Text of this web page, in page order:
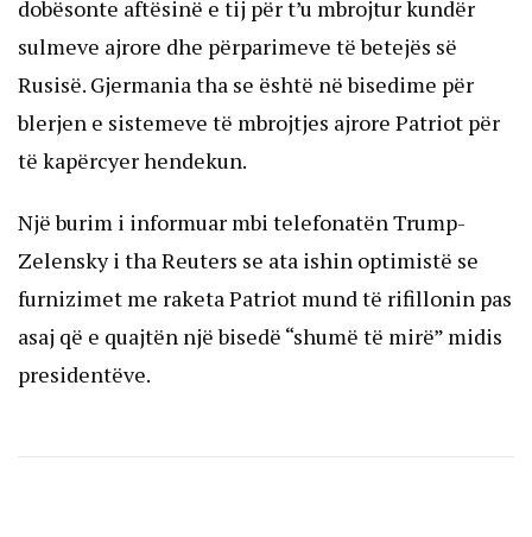
dobësonte aftësinë e tij për t’u mbrojtur kundër
sulmeve ajrore dhe përparimeve të betejës së
Rusisë. Gjermania tha se është në bisedime për
blerjen e sistemeve të mbrojtjes ajrore Patriot për
të kapërcyer hendekun.
Një burim i informuar mbi telefonatën Trump-
Zelensky i tha Reuters se ata ishin optimistë se
furnizimet me raketa Patriot mund të rifillonin pas
asaj që e quajtën një bisedë “shumë të mirë” midis
presidentëve.